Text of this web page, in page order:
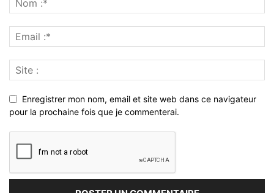
Enregistrer mon nom, email et site web dans ce navigateur
pour la prochaine fois que je commenterai.